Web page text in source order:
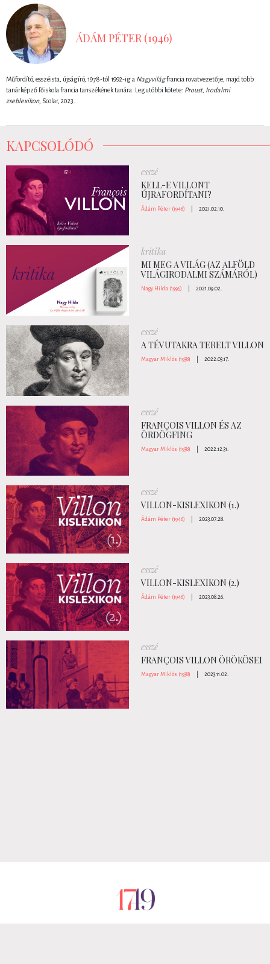
ÁDÁM PÉTER (1946)
Műfordító, esszéista, újságíró, 1978-tól 1992-ig a Nagyvilágfrancia rovatvezetője, majd több
tanárképző főiskola francia tanszékének tanára. Legutóbbi kötete: Proust, Irodalmi
zseblexikon, Scolar, 2023.
KAPCSOLÓDÓ
esszé
KELL-E VILLONT
ÚJRAFORDÍTANI?
Ádám Péter (1946) 2021.02.10.
kritika
MI MEG A VILÁG (AZ ALFÖLD
VILÁGIRODALMI SZÁMÁRÓL)
Nagy Hilda (1995) 2021.09.02.
esszé
A TÉVUTAKRA TERELT VILLON
Magyar Miklós (1938) 2022.03.17.
esszé
FRANÇOIS VILLON ÉS AZ
ÖRDÖGFING
Magyar Miklós (1938) 2022.12.31.
esszé
VILLON-KISLEXIKON (1.)
Ádám Péter (1946) 2023.07.28.
esszé
VILLON-KISLEXIKON (2.)
Ádám Péter (1946) 2023.08.26.
esszé
FRANÇOIS VILLON ÖRÖKÖSEI
Magyar Miklós (1938) 2023.11.02.